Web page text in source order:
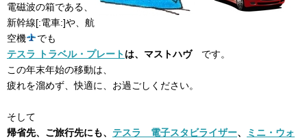
電磁波の箱である、
新幹線[:電車:]や、航
空機
でも
テスラ トラベル・プレートは、マストハヴです。
この年末年始の移動は、
疲れを溜めず、快適に、お過ごしください。
そして
帰省先、ご旅行先にも、 テスラ 電子スタビライザー、
ミニ・ウォ